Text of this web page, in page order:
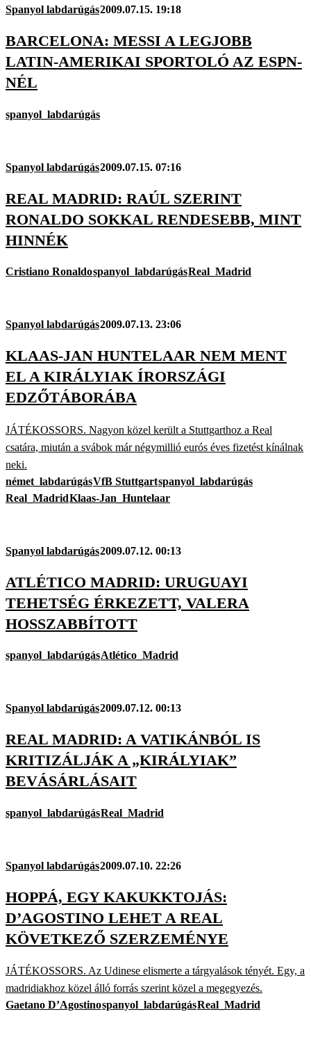
Spanyol labdarúgás2009.07.15. 19:18
BARCELONA: MESSI A LEGJOBB
LATIN-AMERIKAI SPORTOLÓ AZ ESPN-
NÉL
spanyol_labdarúgás
Spanyol labdarúgás2009.07.15. 07:16
REAL MADRID: RAÚL SZERINT
RONALDO SOKKAL RENDESEBB, MINT
HINNÉK
Cristiano Ronaldospanyol_labdarúgásReal_Madrid
Spanyol labdarúgás2009.07.13. 23:06
KLAAS-JAN HUNTELAAR NEM MENT
EL A KIRÁLYIAK ÍRORSZÁGI
EDZŐTÁBORÁBA
JÁTÉKOSSORS. Nagyon közel került a Stuttgarthoz a Real
csatára, miután a svábok már négymillió eurós éves fizetést kínálnak
neki.
német_labdarúgásVfB Stuttgartspanyol_labdarúgás
Real_MadridKlaas-Jan_Huntelaar
Spanyol labdarúgás2009.07.12. 00:13
ATLÉTICO MADRID: URUGUAYI
TEHETSÉG ÉRKEZETT, VALERA
HOSSZABBÍTOTT
spanyol_labdarúgásAtlético_Madrid
Spanyol labdarúgás2009.07.12. 00:13
REAL MADRID: A VATIKÁNBÓL IS
KRITIZÁLJÁK A „KIRÁLYIAK”
BEVÁSÁRLÁSAIT
spanyol_labdarúgásReal_Madrid
Spanyol labdarúgás2009.07.10. 22:26
HOPPÁ, EGY KAKUKKTOJÁS:
D’AGOSTINO LEHET A REAL
KÖVETKEZŐ SZERZEMÉNYE
JÁTÉKOSSORS. Az Udinese elismerte a tárgyalások tényét. Egy, a
madridiakhoz közel álló forrás szerint közel a megegyezés.
Gaetano D’Agostinospanyol_labdarúgásReal_Madrid